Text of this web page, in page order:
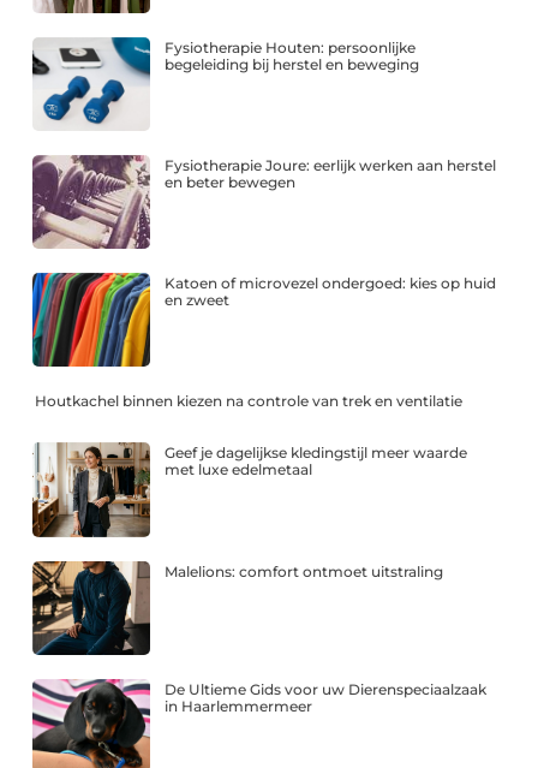
Fysiotherapie Houten: persoonlijke
begeleiding bij herstel en beweging
Fysiotherapie Joure: eerlijk werken aan herstel
en beter bewegen
Katoen of microvezel ondergoed: kies op huid
en zweet
Houtkachel binnen kiezen na controle van trek en ventilatie
Geef je dagelijkse kledingstijl meer waarde
met luxe edelmetaal
Malelions: comfort ontmoet uitstraling
De Ultieme Gids voor uw Dierenspeciaalzaak
in Haarlemmermeer